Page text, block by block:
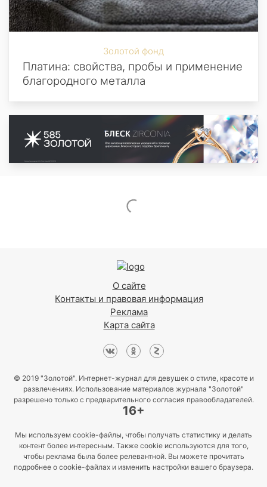
Золотой фонд
Платина: свойства, пробы и применение
благородного металла
О сайте
Контакты и правовая информация
Реклама
Карта сайта
© 2019 "Золотой". Интернет-журнал для девушек о стиле, красоте и
развлечениях. Использование материалов журнала "Золотой"
разрешено только с предварительного согласия правообладателей.
16+
Мы используем cookie-файлы, чтобы получать статистику и делать
контент более интересным. Также cookie используются для того,
чтобы реклама была более релевантной. Вы можете прочитать
подробнее о cookie-файлах и изменить настройки вашего браузера.